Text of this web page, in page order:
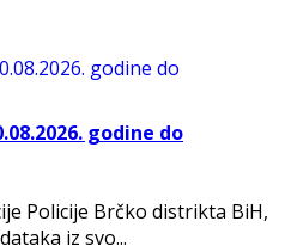
godine do
Policije Brčko distrikta BiH,
iz svo...